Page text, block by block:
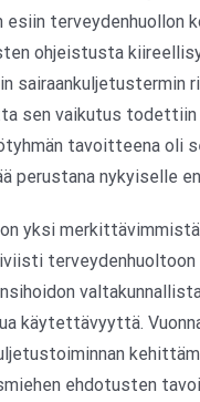
terveydenhuollon
ohjeistusta
sen vaikutus
tavoitteena oli
perustana nykyiselle
yksi
käytettävyyttä.
ehdotusten